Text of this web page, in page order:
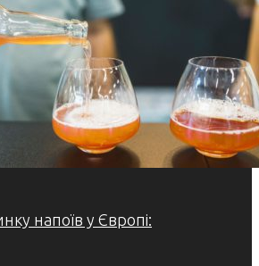
напоїв у Європі: